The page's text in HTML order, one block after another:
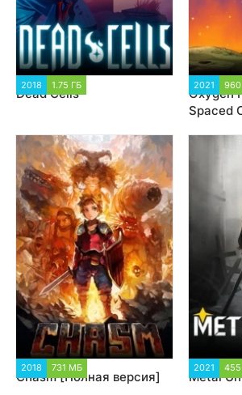
2018 1.75 ГБ
Dead Cells
2021
Oxygen
Spaced
2018 731 МБ
Chasm [Полная версия]
2021
Metal